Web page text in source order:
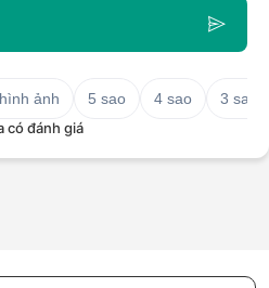
ảnh 5 sao 4 sao
3 sao
có đánh giá